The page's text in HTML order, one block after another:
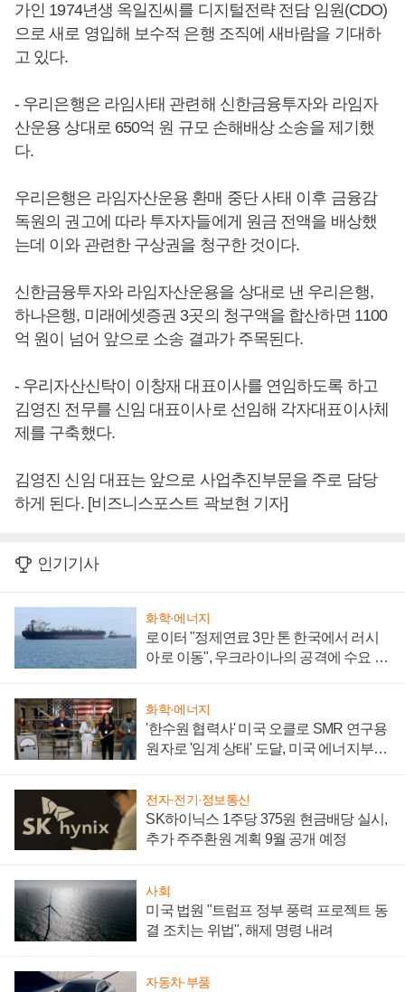
가인 1974년생 옥일진씨를 디지털전략 전담 임원(CDO)
으로 새로 영입해 보수적 은행 조직에 새바람을 기대하
고 있다.
- 우리은행은 라임사태 관련해 신한금융투자와 라임자
산운용 상대로 650억 원 규모 손해배상 소송을 제기했
다.
우리은행은 라임자산운용 환매 중단 사태 이후 금융감
독원의 권고에 따라 투자자들에게 원금 전액을 배상했
는데 이와 관련한 구상권을 청구한 것이다.
신한금융투자와 라임자산운용을 상대로 낸 우리은행,
하나은행, 미래에셋증권 3곳의 청구액을 합산하면 1100
억 원이 넘어 앞으로 소송 결과가 주목된다.
- 우리자산신탁이 이창재 대표이사를 연임하도록 하고
김영진 전무를 신임 대표이사로 선임해 각자대표이사체
제를 구축했다.
김영진 신임 대표는 앞으로 사업추진부문을 주로 담당
하게 된다. [비즈니스포스트 곽보현 기자]
인기기사
화학·에너지
로이터 "정제연료 3만 톤 한국에서 러시
아로 이동", 우크라이나의 공격에 수요 늘
화학·에너지
'한수원 협력사' 미국 오클로 SMR 연구용
원자로 '임계 상태' 도달, 미국 에너지부
전자·전기·정보통신
SK하이닉스 1주당 375원 현금배당 실시,
추가 주주환원 계획 9월 공개 예정
사회
미국 법원 "트럼프 정부 풍력 프로젝트 동
결 조치는 위법", 해제 명령 내려
자동차·부품